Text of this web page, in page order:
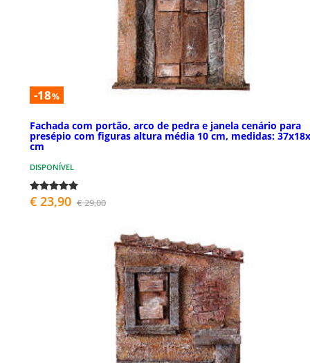
-18%
Fachada com portão, arco de pedra e janela cenário para
presépio com figuras altura média 10 cm, medidas:
cm
DISPONÍVEL
€ 23,90 € 29,00